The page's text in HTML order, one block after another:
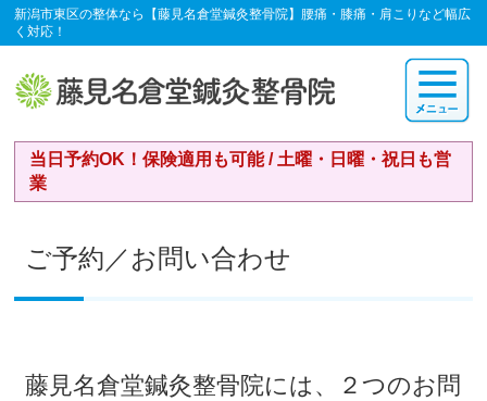
新潟市東区の整体なら【藤見名倉堂鍼灸整骨院】腰痛・膝痛・肩こりなど幅広
く対応！
当日予約OK！保険適用も可能 / 土曜・日曜・祝日も営
業
ご予約／お問い合わせ
藤見名倉堂鍼灸整骨院には、２つのお問